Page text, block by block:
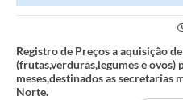
Legislação
Carta de Serviços
Registro de Preços a aquisição
(frutas,verduras,legumes e ovos)
meses,destinados as secretarias
Norte.